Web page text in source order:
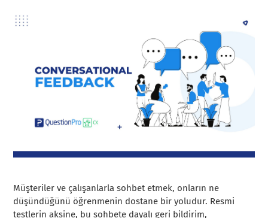
Müşteriler ve çalışanlarla sohbet etmek, onların ne
düşündüğünü öğrenmenin dostane bir yoludur. Resmi
testlerin aksine, bu sohbete dayalı geri bildirim,